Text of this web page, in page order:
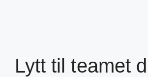
Lytt til teamet